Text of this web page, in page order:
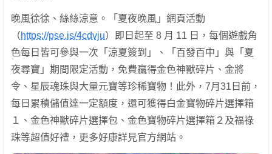
晚風徐徐、絲絲涼意。「夏夜晚風」網頁活動
（https://pse.is/4cdvju）即日起至 8 月 11 日，每個遊戲角
色每日皆可參與一次「涼夏簽到」、「百發百中」與「夏
夜尋寶」期間限定活動，免費贏得金色神獸碎片、金將
令、星辰魂珠與大量元寶等珍稀寶物！此外，7月31日前，
每日累積儲值達一定額度，還可獲得白金寶物碎片選擇箱
１、金色神獸碎片選擇包、金色寶物碎片選擇箱２及福祿
珠等超值好禮，更多好康詳見官方網站。